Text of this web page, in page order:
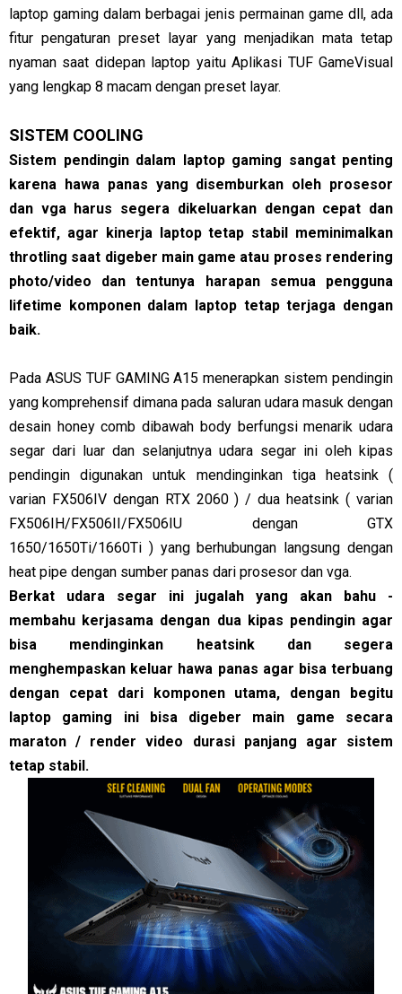
laptop gaming dalam berbagai jenis permainan game dll, ada
fitur pengaturan preset layar yang menjadikan mata tetap
nyaman saat didepan laptop yaitu Aplikasi TUF GameVisual
yang lengkap 8 macam dengan preset layar.
SISTEM COOLING
Sistem pendingin dalam laptop gaming sangat penting
karena hawa panas yang disemburkan oleh prosesor
dan vga harus segera dikeluarkan dengan cepat dan
efektif, agar kinerja laptop tetap stabil meminimalkan
throtling saat digeber main game atau proses rendering
photo/video dan tentunya harapan semua pengguna
lifetime komponen dalam laptop tetap terjaga dengan
baik.
Pada ASUS TUF GAMING A15 menerapkan sistem pendingin
yang komprehensif dimana pada saluran udara masuk dengan
desain honey comb dibawah body berfungsi menarik udara
segar dari luar dan selanjutnya udara segar ini oleh kipas
pendingin digunakan untuk mendinginkan tiga heatsink (
varian FX506IV dengan RTX 2060 ) / dua heatsink ( varian
FX506IH/FX506II/FX506IU dengan GTX
1650/1650Ti/1660Ti ) yang berhubungan langsung dengan
heat pipe dengan sumber panas dari prosesor dan vga.
Berkat udara segar ini jugalah yang akan bahu -
membahu kerjasama dengan dua kipas pendingin agar
bisa mendinginkan heatsink dan segera
menghempaskan keluar hawa panas agar bisa terbuang
dengan cepat dari komponen utama, dengan begitu
laptop gaming ini bisa digeber main game secara
maraton / render video durasi panjang agar sistem
tetap stabil.